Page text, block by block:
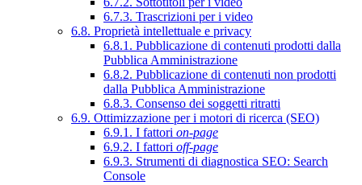
6.7.3. Trascrizioni per i video
6.8. Proprietà intellettuale e privacy
6.8.1. Pubblicazione di contenuti prodotti dalla
Pubblica Amministrazione
6.8.2. Pubblicazione di contenuti non prodotti
dalla Pubblica Amministrazione
6.8.3. Consenso dei soggetti ritratti
6.9. Ottimizzazione per i motori di ricerca (SEO)
6.9.1. I fattori on-page
6.9.2. I fattori off-page
6.9.3. Strumenti di diagnostica SEO: Search
Console